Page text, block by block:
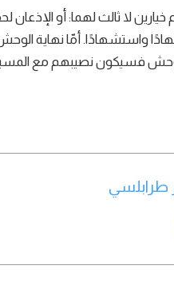
لا ثالث لهما: أو
واستشهادًا. أمّا نهاية
للوحش فسيكون نصيبهم مع
طرابلسي